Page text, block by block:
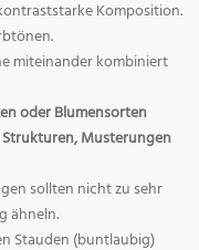
Komposition.
miteinander kombiniert
oder Blumensorten
Musterungen
sollten nicht zu sehr
ähneln.
Stauden (buntlaubig)